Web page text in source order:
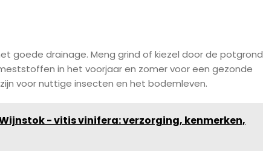
goede drainage. Meng grind of kiezel door de potgrond
in het voorjaar en zomer voor een gezonde
voor nuttige insecten en het bodemleven.
- vitis vinifera: verzorging, kenmerken,